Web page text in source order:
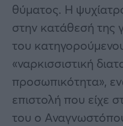
θύματος. Η
στην κατάθεσή της
του
«ναρκισσιστική
προσωπικότητα»,
επιστολή που είχε
του ο